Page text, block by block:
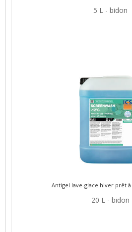
5 L - bidon
Antigel lave-glace hiver prêt
20 L - bidon